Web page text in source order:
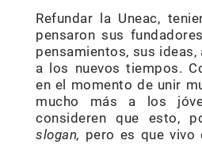
Refundar la Uneac,
pensaron sus
pensamientos, sus
a los nuevos tiempos.
en el momento de unir
mucho más a los
consideren que esto,
slogan, pero es que vivo